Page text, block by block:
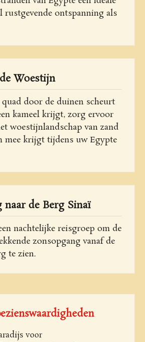
rustgevende ontspanning als
Woestijn
door de duinen scheurt
kameel krijgt, zorg ervoor
woestijnlandschap van zand
mee krijgt tijdens uw Egypte
naar de Berg Sinaï
nachtelijke reisgroep om de
zonsopgang vanaf de
te zien.
voor